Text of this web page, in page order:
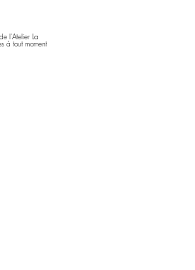
l'Atelier La
à tout moment